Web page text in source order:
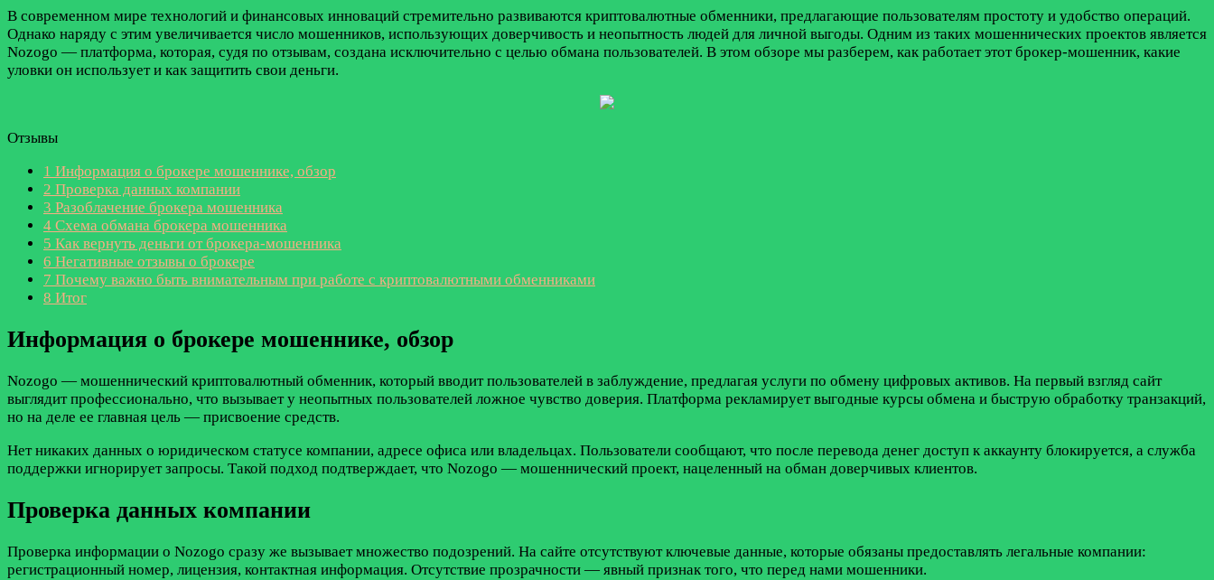
В современном мире технологий и финансовых инноваций стремительно развиваются криптовалютные обменники, предлагающие пользователям простоту и удобство операций.
Однако наряду с этим увеличивается число мошенников, использующих доверчивость и неопытность людей для личной выгоды. Одним из таких мошеннических проектов является
Nozogo — платформа, которая, судя по отзывам, создана исключительно с целью обмана пользователей. В этом обзоре мы разберем, как работает этот брокер-мошенник, какие
уловки он использует и как защитить свои деньги.
Отзывы
1 Информация о брокере мошеннике, обзор
2 Проверка данных компании
3 Разоблачение брокера мошенника
4 Схема обмана брокера мошенника
5 Как вернуть деньги от брокера-мошенника
6 Негативные отзывы о брокере
7 Почему важно быть внимательным при работе с криптовалютными обменниками
8 Итог
Информация о брокере мошеннике, обзор
Nozogo — мошеннический криптовалютный обменник, который вводит пользователей в заблуждение, предлагая услуги по обмену цифровых активов. На первый взгляд сайт
выглядит профессионально, что вызывает у неопытных пользователей ложное чувство доверия. Платформа рекламирует выгодные курсы обмена и быструю обработку транзакций,
но на деле ее главная цель — присвоение средств.
Нет никаких данных о юридическом статусе компании, адресе офиса или владельцах. Пользователи сообщают, что после перевода денег доступ к аккаунту блокируется, а служба
поддержки игнорирует запросы. Такой подход подтверждает, что Nozogo — мошеннический проект, нацеленный на обман доверчивых клиентов.
Проверка данных компании
Проверка информации о Nozogo сразу же вызывает множество подозрений. На сайте отсутствуют ключевые данные, которые обязаны предоставлять легальные компании:
регистрационный номер, лицензия, контактная информация. Отсутствие прозрачности — явный признак того, что перед нами мошенники.